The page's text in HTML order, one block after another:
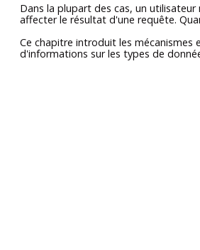
Dans la plupart des cas, un
affecter le résultat d'une requête.
Ce chapitre introduit les mécanismes
d'informations sur les types de